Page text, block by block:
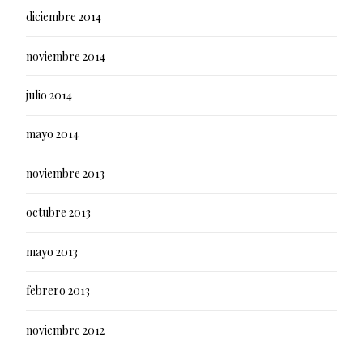
diciembre 2014
noviembre 2014
julio 2014
mayo 2014
noviembre 2013
octubre 2013
mayo 2013
febrero 2013
noviembre 2012